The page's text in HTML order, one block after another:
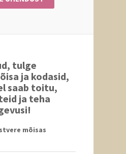
tulge
ja kodasid,
saab toitu,
ja teha
mõisas